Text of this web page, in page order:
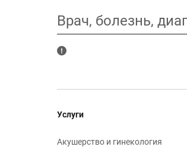
Врач, болезнь,
Услуги
Акушерство и гинекология